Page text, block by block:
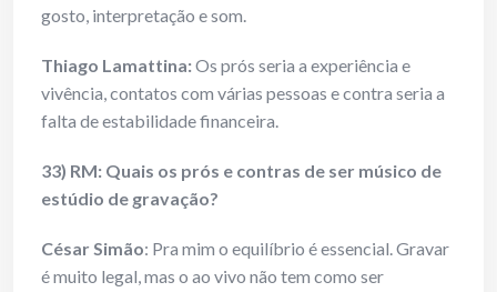
gosto, interpretação e som.
Thiago Lamattina:Os prós seria a experiência e
vivência, contatos com várias pessoas e contra seria a
falta de estabilidade financeira.
33) RM: Quais os prós e contras de ser músico de
estúdio de gravação?
César Simão: Pra mim o equilíbrio é essencial. Gravar
é muito legal, mas o ao vivo não tem como ser